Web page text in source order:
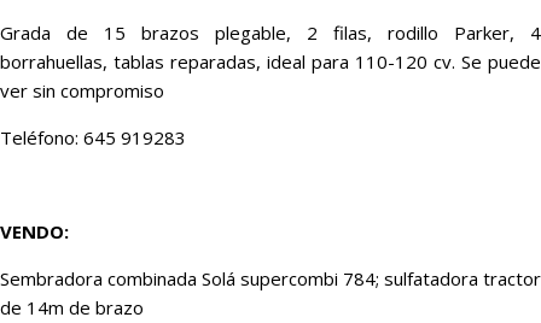
Grada de 15 brazos plegable, 2 filas, rodillo Parker, 4
borrahuellas, tablas reparadas, ideal para 110-120 cv. Se puede
ver sin compromiso
Teléfono: 645 919283
VENDO:
Sembradora combinada Solá supercombi 784; sulfatadora tractor
de 14m de brazo